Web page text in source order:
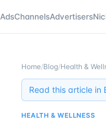
AdsChannelsAdvertisers
Home/Blog/Health &
Read this article in
HEALTH & WELLNESS